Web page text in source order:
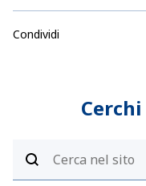
Condividi